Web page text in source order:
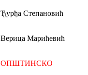
Ђурђа Степановић
Верица Марићевић
ОПШТИНСКО